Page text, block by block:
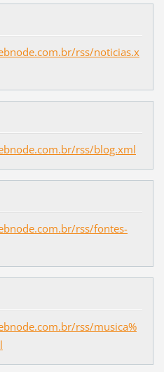
rss/noticias.x
rss/blog.xml
rss/fontes-
rss/musica%